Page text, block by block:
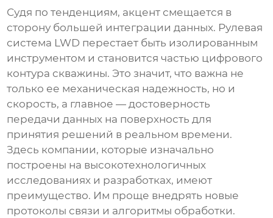
Судя по тенденциям, акцент смещается в
сторону большей интеграции данных. Рулевая
система LWD перестает быть изолированным
инструментом и становится частью цифрового
контура скважины. Это значит, что важна не
только ее механическая надежность, но и
скорость, а главное — достоверность
передачи данных на поверхность для
принятия решений в реальном времени.
Здесь компании, которые изначально
построены на высокотехнологичных
исследованиях и разработках, имеют
преимущество. Им проще внедрять новые
протоколы связи и алгоритмы обработки.